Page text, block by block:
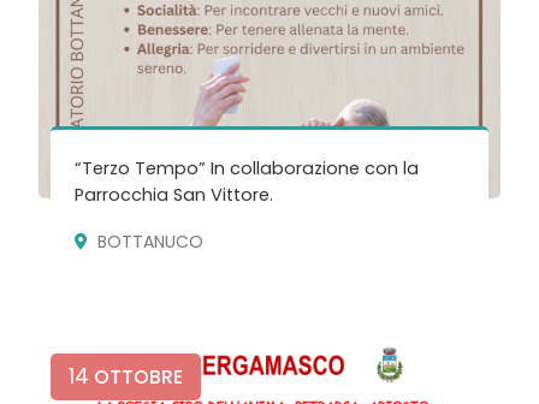
“Terzo Tempo” In collaborazione con la
Parrocchia San Vittore.
BOTTANUCO
14 OTTOBRE